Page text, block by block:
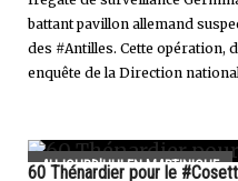
battant pavillon allemand
des #Antilles. Cette opération,
enquête de la Direction
AUJOURD'HUI EN MARTINIQUE
60 Thénardier pour le